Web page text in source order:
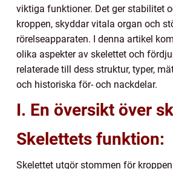
viktiga funktioner. Det ger stabilitet
kroppen, skyddar vitala organ och
rörelseapparaten. I denna artikel
olika aspekter av skelettet och
relaterade till dess struktur, typer,
och historiska för- och nackdelar.
I. En översikt över
Skelettets funktion:
Skelettet utgör stommen för